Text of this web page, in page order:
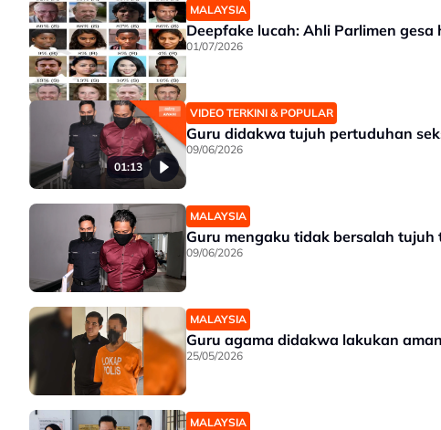
MALAYSIA
Deepfake lucah: Ahli Parlimen
01/07/2026
01:13
VIDEO TERKINI & POPULAR
Guru
09/06/2026
MALAYSIA
Guru mengaku tidak bersalah
09/06/2026
MALAYSIA
Guru agama didakwa lakukan
25/05/2026
MALAYSIA